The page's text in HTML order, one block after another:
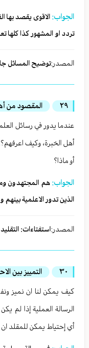
الجواب: الاقوى يقصد بها
تردد او المشهور كذا كلها
المصدر:توضيح المسائل جامع
٢٩
المقصود من
عندما يدور في رسائل
أهل الخبرة، وكيف
أو ماذا؟
الجواب: هم المجتهدون
الذين تدور الاعلمية بينهم
المصدر:استفتاءات: التقليد
٣٠
التمييز بين
كيف يمكن لنا ان نميز
الرسالة العملية إذا لم
أي إحتياط يمكن للمقلد